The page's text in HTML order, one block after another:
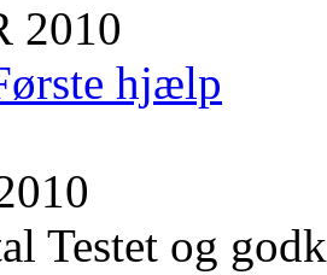
2010
hjælp
Testet og